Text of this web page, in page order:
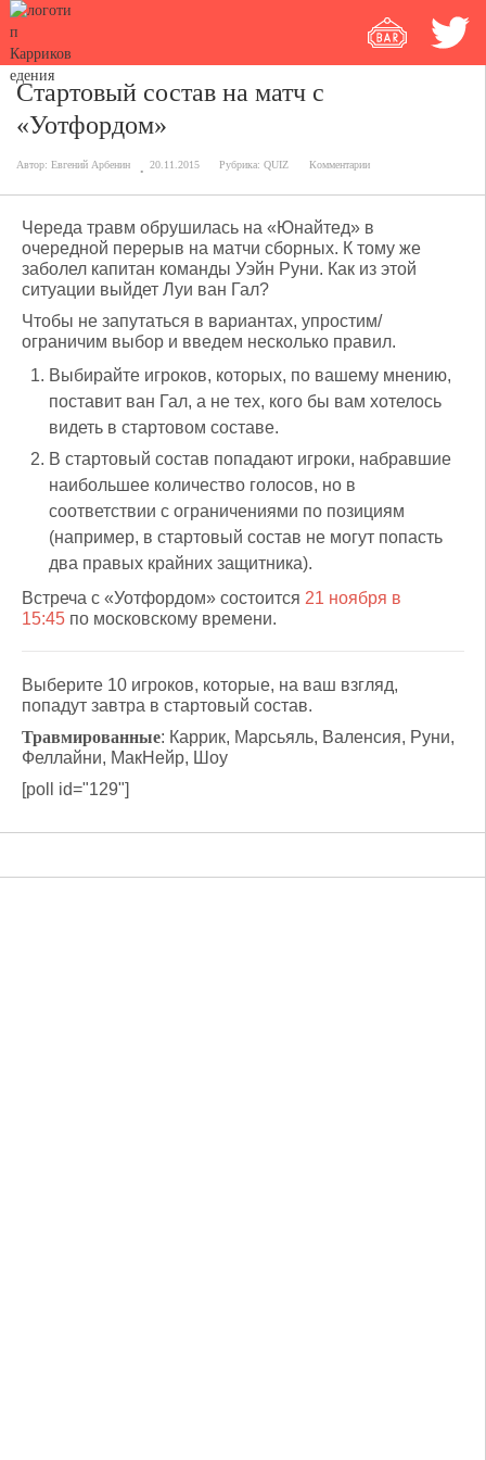
Стартовый состав на матч с
«Уотфордом»
Автор: Евгений Арбенин 20.11.2015 Рубрика: QUIZ Комментарии
Череда травм обрушилась на «Юнайтед» в
очередной перерыв на матчи сборных. К тому же
заболел капитан команды Уэйн Руни. Как из этой
ситуации выйдет Луи ван Гал?
Чтобы не запутаться в вариантах, упростим/
ограничим выбор и введем несколько правил.
Выбирайте игроков, которых, по вашему мнению,
поставит ван Гал, а не тех, кого бы вам хотелось
видеть в стартовом составе.
В стартовый состав попадают игроки, набравшие
наибольшее количество голосов, но в
соответствии с ограничениями по позициям
(например, в стартовый состав не могут попасть
два правых крайних защитника).
Встреча с «Уотфордом» состоится 21 ноября в
15:45 по московскому времени.
Выберите 10 игроков, которые, на ваш взгляд,
попадут завтра в стартовый состав.
Травмированные: Каррик, Марсьяль, Валенсия, Руни,
Феллайни, МакНейр, Шоу
[poll id="129"]